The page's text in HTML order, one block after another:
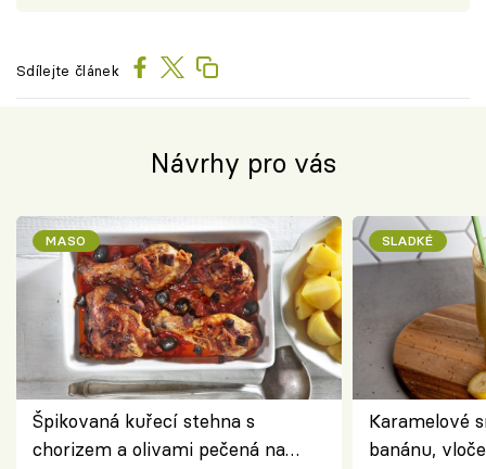
Sdílejte článek
Návrhy pro vás
MASO
Špikovaná kuřecí stehna s
chorizem a olivami pečená na
SLADKÉ
Karamelové
banánu,